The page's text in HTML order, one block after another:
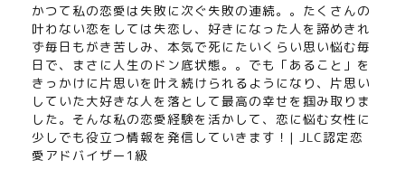
かつて私の恋愛は失敗に次ぐ失敗の連続。。たくさんの
叶わない恋をしては失恋し、好きになった人を諦めきれ
ず毎日もがき苦しみ、本気で死にたいくらい思い悩む毎
日で、まさに人生のドン底状態。。でも「あること」を
きっかけに片思いを叶え続けられるようになり、片思い
していた大好きな人を落として最高の幸せを掴み取りま
した。そんな私の恋愛経験を活かして、恋に悩む女性に
少しでも役立つ情報を発信していきます！| JLC認定恋
愛アドバイザー1級